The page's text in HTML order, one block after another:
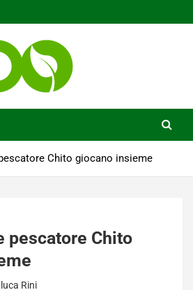
Chito giocano insieme
pescatore Chito
Rini